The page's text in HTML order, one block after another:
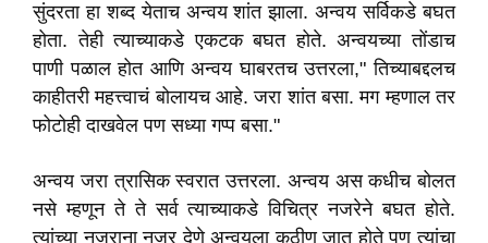
सुंदरता हा शब्द येताच अन्वय शांत झाला. अन्वय सर्विकडे बघत
होता. तेही त्याच्याकडे एकटक बघत होते. अन्वयच्या तोंडाच
पाणी पळाल होत आणि अन्वय घाबरतच उत्तरला," तिच्याबद्दलच
काहीतरी महत्त्वाचं बोलायच आहे. जरा शांत बसा. मग म्हणाल तर
फोटोही दाखवेल पण सध्या गप्प बसा."
अन्वय जरा त्रासिक स्वरात उत्तरला. अन्वय अस कधीच बोलत
नसे म्हणून ते ते सर्व त्याच्याकडे विचित्र नजरेने बघत होते.
त्यांच्या नजराना नजर देणे अन्वयला कठीण जात होते पण त्यांचा